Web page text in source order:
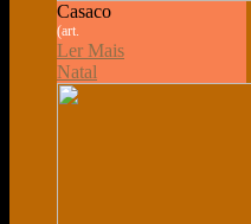
Casaco
(art.
Ler Mais
Natal